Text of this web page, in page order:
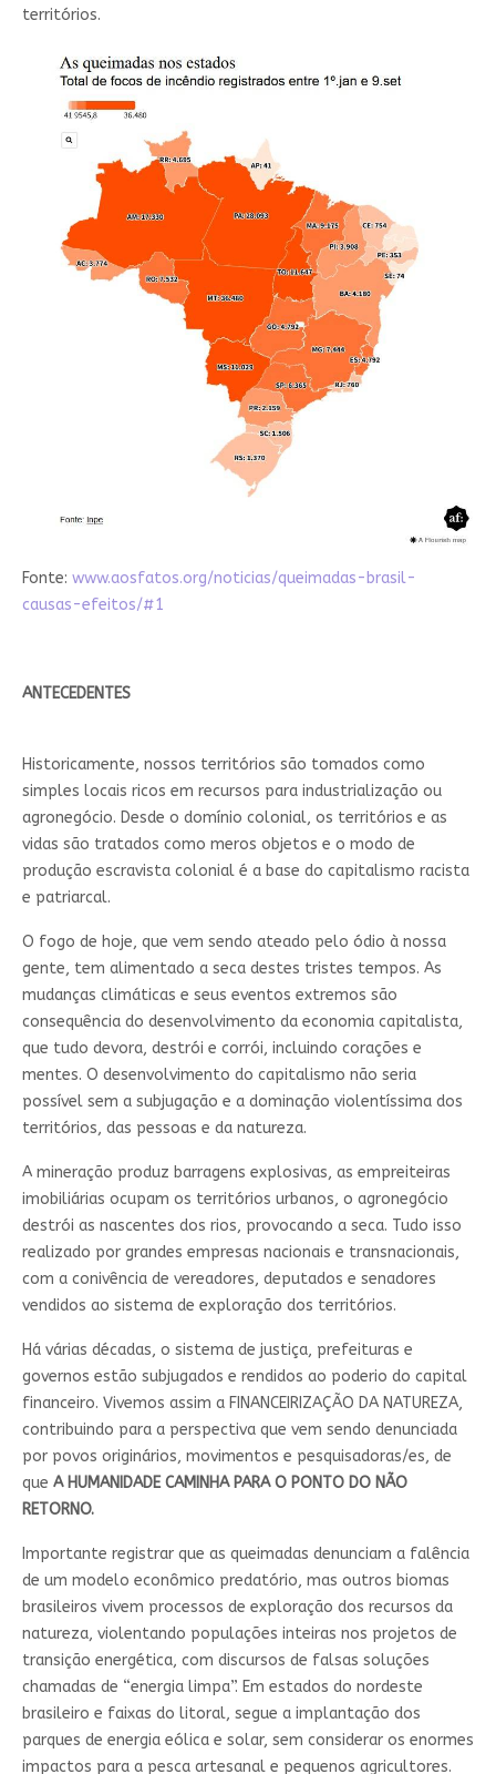
territórios.
Fonte: www.aosfatos.org/noticias/queimadas-brasil-
causas-efeitos/#1
ANTECEDENTES
Historicamente, nossos territórios são tomados como
simples locais ricos em recursos para industrialização ou
agronegócio. Desde o domínio colonial, os territórios e as
vidas são tratados como meros objetos e o modo de
produção escravista colonial é a base do capitalismo racista
e patriarcal.
O fogo de hoje, que vem sendo ateado pelo ódio à nossa
gente, tem alimentado a seca destes tristes tempos. As
mudanças climáticas e seus eventos extremos são
consequência do desenvolvimento da economia capitalista,
que tudo devora, destrói e corrói, incluindo corações e
mentes. O desenvolvimento do capitalismo não seria
possível sem a subjugação e a dominação violentíssima dos
territórios, das pessoas e da natureza.
A mineração produz barragens explosivas, as empreiteiras
imobiliárias ocupam os territórios urbanos, o agronegócio
destrói as nascentes dos rios, provocando a seca. Tudo isso
realizado por grandes empresas nacionais e transnacionais,
com a conivência de vereadores, deputados e senadores
vendidos ao sistema de exploração dos territórios.
Há várias décadas, o sistema de justiça, prefeituras e
governos estão subjugados e rendidos ao poderio do capital
financeiro. Vivemos assim a FINANCEIRIZAÇÃO DA NATUREZA,
contribuindo para a perspectiva que vem sendo denunciada
por povos originários, movimentos e pesquisadoras/es, de
que A HUMANIDADE CAMINHA PARA O PONTO DO NÃO
RETORNO.
Importante registrar que as queimadas denunciam a falência
de um modelo econômico predatório, mas outros biomas
brasileiros vivem processos de exploração dos recursos da
natureza, violentando populações inteiras nos projetos de
transição energética, com discursos de falsas soluções
chamadas de “energia limpa”. Em estados do nordeste
brasileiro e faixas do litoral, segue a implantação dos
parques de energia eólica e solar, sem considerar os enormes
impactos para a pesca artesanal e pequenos agricultores.